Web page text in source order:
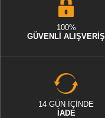
100%
GÜVENLİ ALIŞVERİŞ
14 GÜN İÇİNDE
İADE